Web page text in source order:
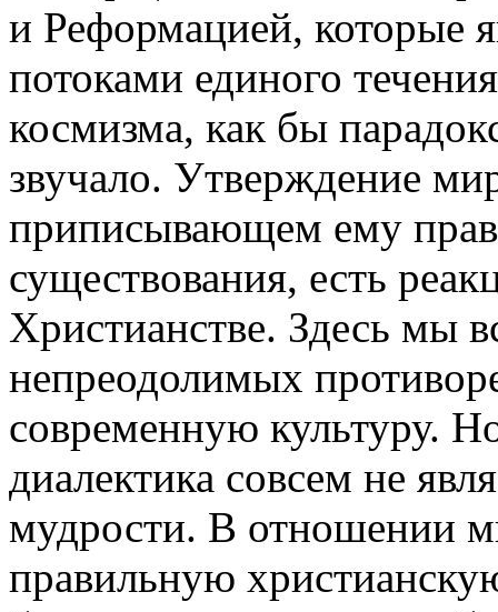
и Реформацией, которые
потоками единого
космизма, как бы
звучало. Утверждение
приписывающем ему
существования, есть
Христианстве. Здесь мы
непреодолимых
современную культуру.
диалектика совсем не
мудрости. В отношении
правильную